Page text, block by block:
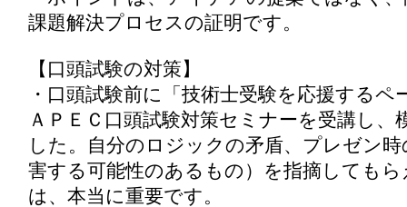
課題解決プロセスの証明です。
【口頭試験の対策】
・口頭試験前に「技術士受験を応援するペ
ＡＰＥＣ口頭試験対策セミナーを受講し、
した。自分のロジックの矛盾、プレゼン
害する可能性のあるもの）を指摘しても
は、本当に重要です。